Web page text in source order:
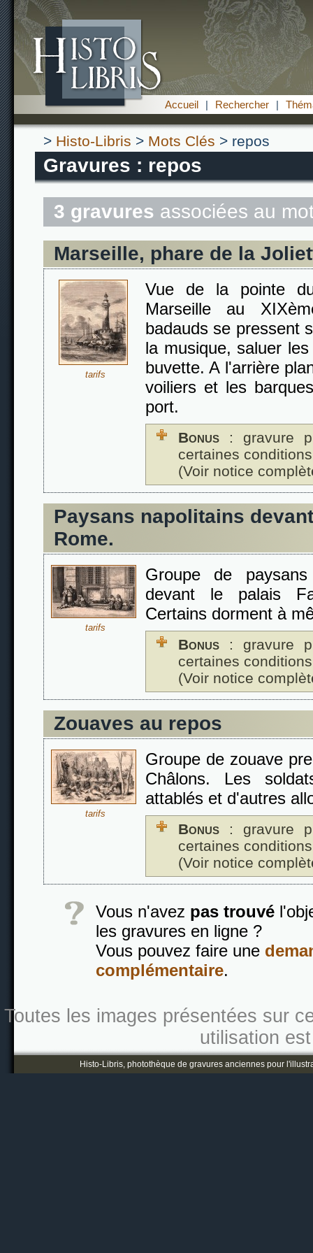
Accueil | Rechercher |
> Histo-Libris > Mots Clés > repos
Gravures : repos
3 gravures associées au
Marseille, phare de la
tarifs
Vue de la pointe
Marseille au
badauds se pressent
la musique, saluer
buvette. A l'arrière
voiliers et les
port.
Bonus : gravure
certaines
(Voir notice
Paysans napolitains
Rome.
tarifs
Groupe de
devant le palais
Certains dorment à
Bonus : gravure
certaines
(Voir notice
Zouaves au repos
tarifs
Groupe de zouave
Châlons. Les
attablés et d'autres
Bonus : gravure
certaines
(Voir notice
Vous n'avez pas trouvé
les gravures en ligne ?
Vous pouvez faire une
complémentaire.
Toutes les images présentées sur
utilisation
Histo-Libris, photothèque de gravures anciennes pour